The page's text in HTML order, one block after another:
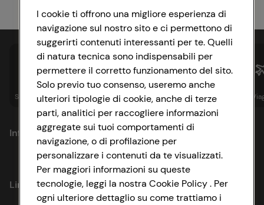
Spesa online Assicurazioni Sapori& Istituzionale
Informazioni
Privacy Policy
Cookie Policy
Link utili
I cookie ti offrono una migliore esperienza di
navigazione sul nostro sito e ci permettono di
suggerirti contenuti interessanti per te. Quelli
di natura tecnica sono indispensabili per
permettere il corretto funzionamento del sito.
Solo previo tuo consenso, useremo anche
ulteriori tipologie di cookie, anche di terze
parti, analitici per raccogliere informazioni
aggregate sui tuoi comportamenti di
navigazione, o di profilazione per
personalizzare i contenuti da te visualizzati.
Per maggiori informazioni su queste
tecnologie, leggi la nostra Cookie Policy . Per
ogni ulteriore dettaglio su come trattiamo i